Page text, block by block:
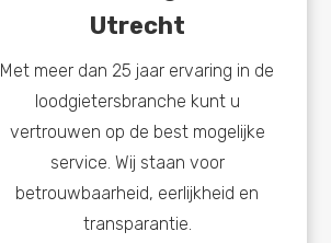
Utrecht
Met meer dan 25 jaar ervaring in de
loodgietersbranche kunt u
vertrouwen op de best mogelijke
service. Wij staan voor
betrouwbaarheid, eerlijkheid en
transparantie.